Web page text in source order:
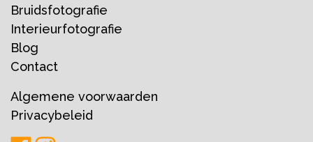
Bruidsfotografie
Interieurfotografie
Blog
Contact
Algemene voorwaarden
Privacybeleid